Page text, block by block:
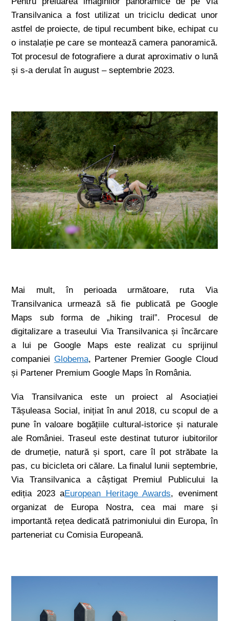
Transilvanica a fost utilizat un triciclu dedicat unor
astfel de proiecte, de tipul recumbent bike, echipat cu
o instalație pe care se montează camera panoramică.
Tot procesul de fotografiere a durat aproximativ o lună
și s-a derulat în august – septembrie 2023.
Mai mult, în perioada următoare, ruta Via
Transilvanica urmează să fie publicată pe Google
Maps sub forma de „hiking trail”. Procesul de
digitalizare a traseului Via Transilvanica și încărcare
a lui pe Google Maps este realizat cu sprijinul
companiei Globema, Partener Premier Google Cloud
și Partener Premium Google Maps în România.
Via Transilvanica este un proiect al Asociației
Tășuleasa Social, inițiat în anul 2018, cu scopul de a
pune în valoare bogățiile cultural-istorice și naturale
ale României. Traseul este destinat tuturor iubitorilor
de drumeție, natură și sport, care îl pot străbate la
pas, cu bicicleta ori călare. La finalul lunii septembrie,
Via Transilvanica a câștigat Premiul Publicului la
ediția 2023 aEuropean Heritage Awards, eveniment
organizat de Europa Nostra, cea mai mare și
importantă rețea dedicată patrimoniului din Europa, în
parteneriat cu Comisia Europeană.